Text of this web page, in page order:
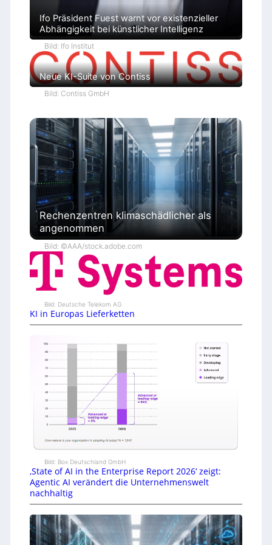
Ifo Präsident Fuest warnt vor existenzieller
Abhängigkeit bei künstlicher Intelligenz
Bild: Ifo Institut
Neue KI-Suite von Contiss
Bild: Contiss GmbH
Rechenzentren klimaschädlicher als
angenommen
Bild: ©AAA/stock.adobe.com
Bild: Deutsche Telekom AG
KI in Europas Lieferketten
Bild: Box Deutschland GmbH
‚State of AI in the Enterprise Report 2026‘ zeigt:
Agentic AI verändert die Unternehmenswelt
nachhaltig